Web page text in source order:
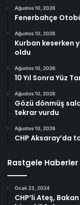
Ağustos 10, 2026
Fenerbahçe
Ağustos 10, 2026
Kurban keserken
oldu
Ağustos 10, 2026
10 Yıl Sonra Yüz
Ağustos 10, 2026
Gözü dönmüş
tekrar vurdu
Ağustos 10, 2026
CHP Aksaray’da
Rastgele Haberler
Ocak 23, 2024
CHP’li Ateş,